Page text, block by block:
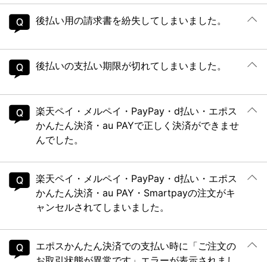
後払い用の請求書を紛失してしまいました。
後払いの支払い期限が切れてしまいました。
楽天ペイ・メルペイ・PayPay・d払い・エポス
かんたん決済・au PAYで正しく決済ができませ
んでした。
楽天ペイ・メルペイ・PayPay・d払い・エポス
かんたん決済・au PAY・Smartpayの注文がキ
ャンセルされてしまいました。
エポスかんたん決済での支払い時に「ご注文の